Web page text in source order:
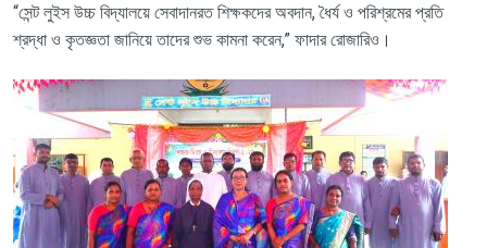
“সেন্ট লুইস উচ্চ বিদ্যালয়ে সেবাদানরত শিক্ষকদের অবদান,ধৈর্য ও পরিশ্রমের প্রতি
শ্রদ্ধা ও কৃতজ্ঞতা জানিয়ে তাদের শুভ কামনা করেন,” ফাদার রোজারিও।